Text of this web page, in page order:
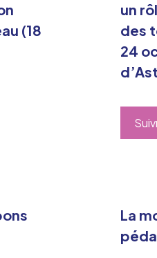
(18
un
des
24
La